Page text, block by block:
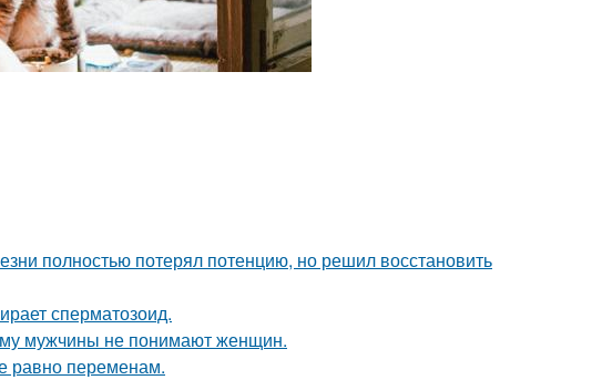
полностью потерял потенцию, но решил восстановить
сперматозоид.
мужчины не понимают женщин.
равно переменам.